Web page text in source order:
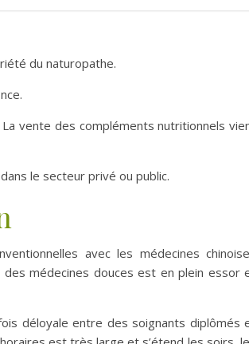
du naturopathe.
vente des compléments nutritionnels
le secteur privé ou public.
avec les médecines
médecines douces est en plein essor
déloyale entre des soignants diplômés